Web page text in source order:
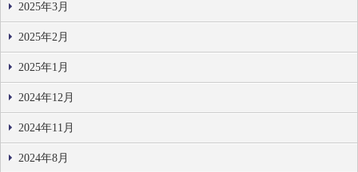
2025年3月
2025年2月
2025年1月
2024年12月
2024年11月
2024年8月